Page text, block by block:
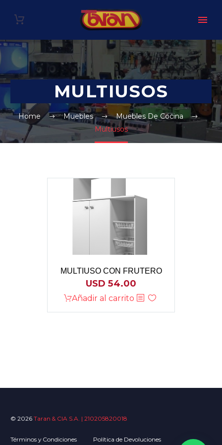
MULTIUSOS
Home Muebles
Muebles De Cocina
Multiusos
MULTIUSO CON FRUTERO
USD54.00
Añadir al carrito
© 2026 Taran & CIA S.A. | 210205820018
Términos y Condiciones Política de Devoluciones